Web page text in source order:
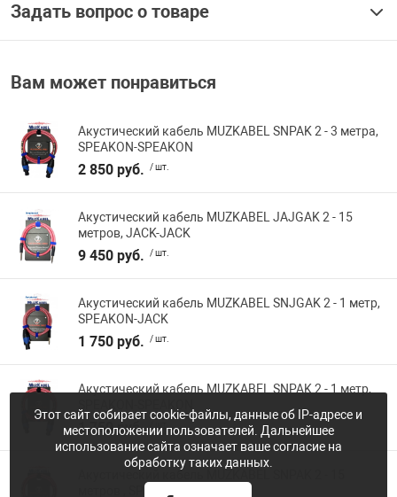
Задать вопрос о товаре
Вам может понравиться
Акустический кабель MUZKABEL SNPAK 2 - 3 метра,
SPEAKON-SPEAKON
2 850 руб. / шт.
Акустический кабель MUZKABEL JAJGAK 2 - 15
метров, JACK-JACK
9 450 руб. / шт.
Акустический кабель MUZKABEL SNJGAK 2 - 1 метр,
SPEAKON-JACK
1 750 руб. / шт.
Акустический кабель MUZKABEL SNPAK 2 - 1 метр,
1 750 руб.
Этот сайт собирает cookie-файлы, данные об IP-адресе и
местоположении пользователей. Дальнейшее
использование сайта означает ваше согласие на
обработку таких данных.